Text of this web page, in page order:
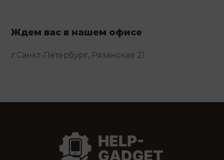
Ждем вас в нашем офисе
г.Санкт-Петербург, Рязанская 21